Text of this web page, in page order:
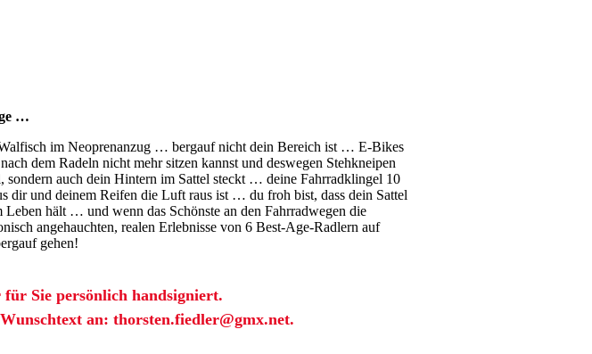
…
im Neoprenanzug … bergauf nicht dein Bereich ist … E-Bikes
dem Radeln nicht mehr sitzen kannst und deswegen Stehkneipen
auch dein Hintern im Sattel steckt … deine Fahrradklingel 10
und deinem Reifen die Luft raus ist … du froh bist, dass dein Sattel
hält … und wenn das Schönste an den Fahrradwegen die
angehauchten, realen Erlebnisse von 6 Best-Age-Radlern auf
gehen!
Sie persönlich handsigniert.
an: thorsten.fiedler@gmx.net.